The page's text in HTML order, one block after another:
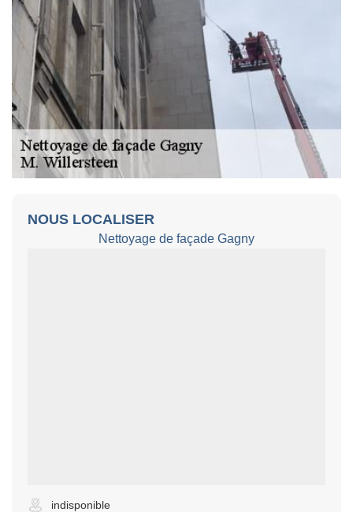
NOUS LOCALISER
Nettoyage de façade Gagny
indisponible